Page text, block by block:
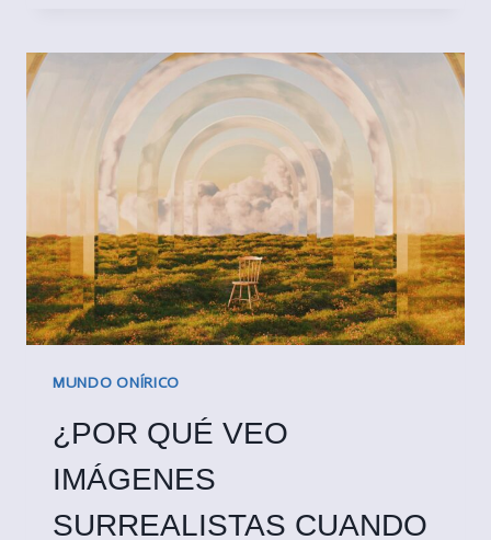
DE
LA
MENTE
MUNDO ONÍRICO
¿POR QUÉ VEO
IMÁGENES
SURREALISTAS CUANDO